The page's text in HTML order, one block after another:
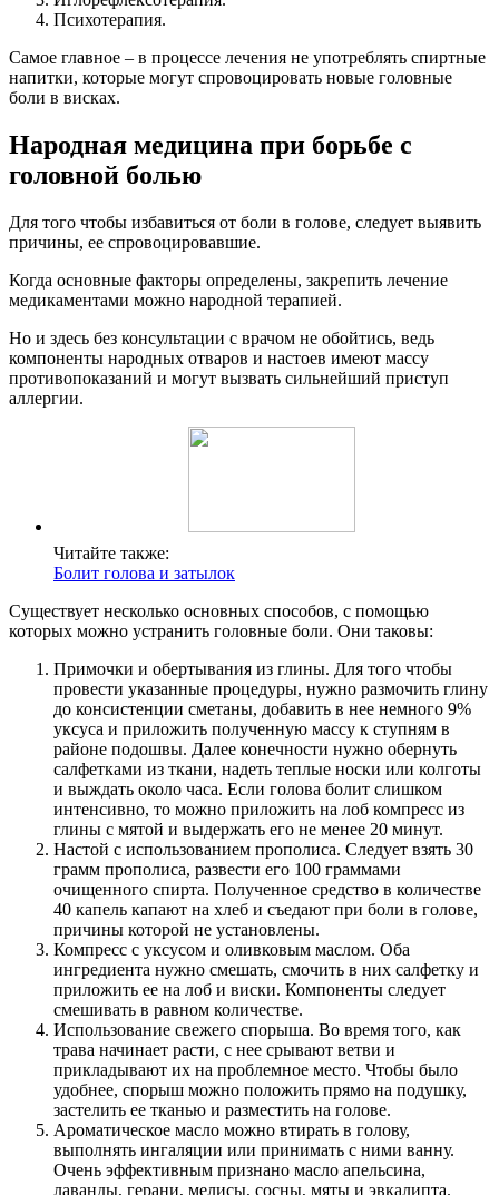
Психотерапия.
Самое главное – в процессе лечения не употреблять спиртные
напитки, которые могут спровоцировать новые головные
боли в висках.
Народная медицина при борьбе с
головной болью
Для того чтобы избавиться от боли в голове, следует выявить
причины, ее спровоцировавшие.
Когда основные факторы определены, закрепить лечение
медикаментами можно народной терапией.
Но и здесь без консультации с врачом не обойтись, ведь
компоненты народных отваров и настоев имеют массу
противопоказаний и могут вызвать сильнейший приступ
аллергии.
Читайте также:
Болит голова и затылок
Существует несколько основных способов, с помощью
которых можно устранить головные боли. Они таковы:
Примочки и обертывания из глины. Для того чтобы
провести указанные процедуры, нужно размочить глину
до консистенции сметаны, добавить в нее немного 9%
уксуса и приложить полученную массу к ступням в
районе подошвы. Далее конечности нужно обернуть
салфетками из ткани, надеть теплые носки или колготы
и выждать около часа. Если голова болит слишком
интенсивно, то можно приложить на лоб компресс из
глины с мятой и выдержать его не менее 20 минут.
Настой с использованием прополиса. Следует взять 30
грамм прополиса, развести его 100 граммами
очищенного спирта. Полученное средство в количестве
40 капель капают на хлеб и съедают при боли в голове,
причины которой не установлены.
Компресс с уксусом и оливковым маслом. Оба
ингредиента нужно смешать, смочить в них салфетку и
приложить ее на лоб и виски. Компоненты следует
смешивать в равном количестве.
Использование свежего спорыша. Во время того, как
трава начинает расти, с нее срывают ветви и
прикладывают их на проблемное место. Чтобы было
удобнее, спорыш можно положить прямо на подушку,
застелить ее тканью и разместить на голове.
Ароматическое масло можно втирать в голову,
выполнять ингаляции или принимать с ними ванну.
Очень эффективным признано масло апельсина,
лаванды, герани, мелисы, сосны, мяты и эвкалипта.